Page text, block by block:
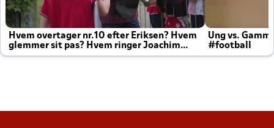
Hvem overtager nr.10 efter Eriksen? Hvem
glemmer sit pas? Hvem ringer Joachim
altid til efter kampe?
Ung vs.
#football